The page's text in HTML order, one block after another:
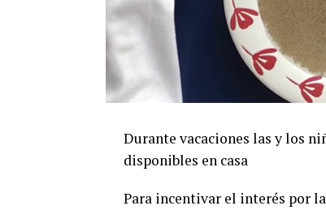
Durante vacaciones las y los
disponibles en casa
Para incentivar el interés por